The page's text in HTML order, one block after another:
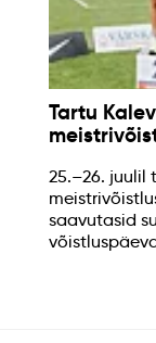
Tartu
25.–26. juulil
saavutasid